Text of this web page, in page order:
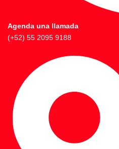
Agenda una llamada
(+52) 55 2095 9188